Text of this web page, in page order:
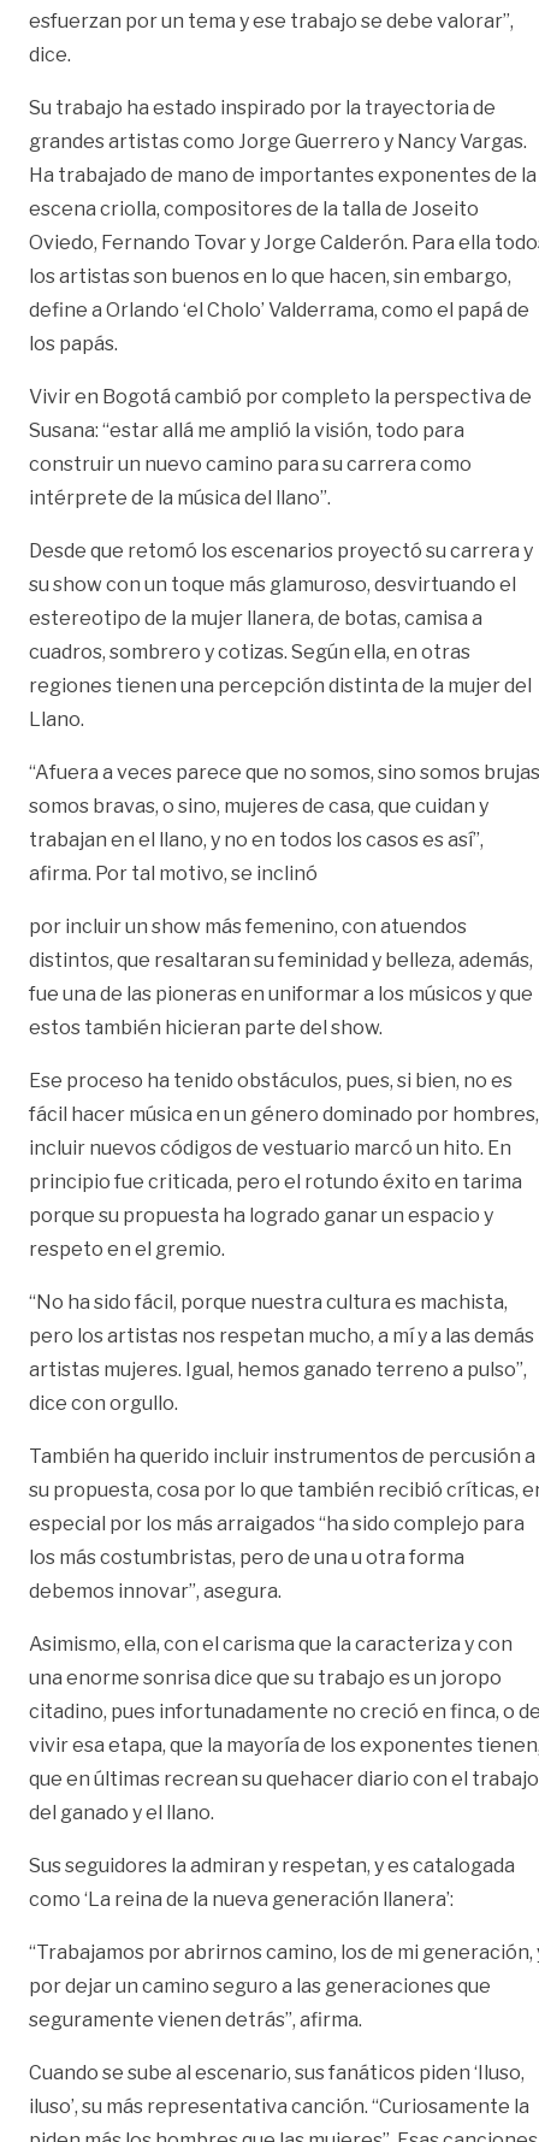
esfuerzan por un tema y ese trabajo se debe valorar”,
dice.
Su trabajo ha estado inspirado por la trayectoria de
grandes artistas como Jorge Guerrero y Nancy Vargas.
Ha trabajado de mano de importantes exponentes de la
escena criolla, compositores de la talla de Joseito
Oviedo, Fernando Tovar y Jorge Calderón. Para ella
los artistas son buenos en lo que hacen, sin embargo,
define a Orlando ‘el Cholo’ Valderrama, como el papá de
los papás.
Vivir en Bogotá cambió por completo la perspectiva de
Susana: “estar allá me amplió la visión, todo para
construir un nuevo camino para su carrera como
intérprete de la música del llano”.
Desde que retomó los escenarios proyectó su carrera y
su show con un toque más glamuroso, desvirtuando el
estereotipo de la mujer llanera, de botas, camisa a
cuadros, sombrero y cotizas. Según ella, en otras
regiones tienen una percepción distinta de la mujer del
Llano.
“Afuera a veces parece que no somos, sino somos
somos bravas, o sino, mujeres de casa, que cuidan y
trabajan en el llano, y no en todos los casos es así”,
afirma. Por tal motivo, se inclinó
por incluir un show más femenino, con atuendos
distintos, que resaltaran su feminidad y belleza, además,
fue una de las pioneras en uniformar a los músicos y que
estos también hicieran parte del show.
Ese proceso ha tenido obstáculos, pues, si bien, no es
fácil hacer música en un género dominado por hombres,
incluir nuevos códigos de vestuario marcó un hito. En
principio fue criticada, pero el rotundo éxito en tarima
porque su propuesta ha logrado ganar un espacio y
respeto en el gremio.
“No ha sido fácil, porque nuestra cultura es machista,
pero los artistas nos respetan mucho, a mí y a las demás
artistas mujeres. Igual, hemos ganado terreno a pulso”,
dice con orgullo.
También ha querido incluir instrumentos de percusión a
su propuesta, cosa por lo que también recibió críticas,
especial por los más arraigados “ha sido complejo para
los más costumbristas, pero de una u otra forma
debemos innovar”, asegura.
Asimismo, ella, con el carisma que la caracteriza y con
una enorme sonrisa dice que su trabajo es un joropo
citadino, pues infortunadamente no creció en finca, o
vivir esa etapa, que la mayoría de los exponentes
que en últimas recrean su quehacer diario con el trabajo
del ganado y el llano.
Sus seguidores la admiran y respetan, y es catalogada
como ‘La reina de la nueva generación llanera’:
“Trabajamos por abrirnos camino, los de mi generación,
por dejar un camino seguro a las generaciones que
seguramente vienen detrás”, afirma.
Cuando se sube al escenario, sus fanáticos piden ‘Iluso,
iluso’, su más representativa canción. “Curiosamente la